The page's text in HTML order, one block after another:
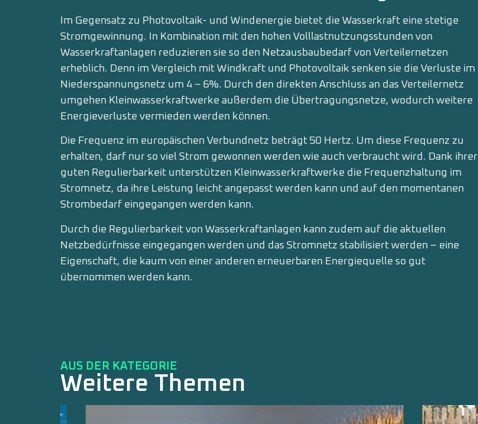
Im Gegensatz zu Photovoltaik- und Windenergie bietet die Wasserkraft eine stetige
Stromgewinnung. In Kombination mit den hohen Volllastnutzungsstunden von
Wasserkraftanlagen reduzieren sie so den Netzausbaubedarf von Verteilernetzen
erheblich. Denn im Vergleich mit Windkraft und Photovoltaik senken sie die Verluste im
Niederspannungsnetz um 4 – 6%. Durch den direkten Anschluss an das Verteilernetz
umgehen Kleinwasserkraftwerke außerdem die Übertragungsnetze, wodurch weitere
Energieverluste vermieden werden können.
Die Frequenz im europäischen Verbundnetz beträgt 50 Hertz. Um diese Frequenz zu
erhalten, darf nur so viel Strom gewonnen werden wie auch verbraucht wird. Dank ihrer
guten Regulierbarkeit unterstützen Kleinwasserkraftwerke die Frequenzhaltung im
Stromnetz, da ihre Leistung leicht angepasst werden kann und auf den momentanen
Strombedarf eingegangen werden kann.
Durch die Regulierbarkeit von Wasserkraftanlagen kann zudem auf die aktuellen
Netzbedürfnisse eingegangen werden und das Stromnetz stabilisiert werden – eine
Eigenschaft, die kaum von einer anderen erneuerbaren Energiequelle so gut
übernommen werden kann.
AUS DER KATEGORIE
Weitere Themen